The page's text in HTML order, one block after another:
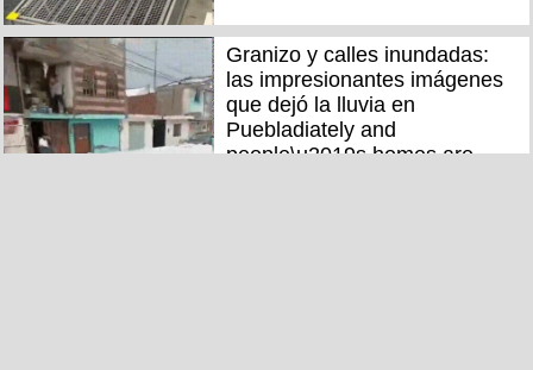
Granizo y calles inundadas:
las impresionantes imágenes
que dejó la lluvia en
Puebladiately and
people\u2019s homes are